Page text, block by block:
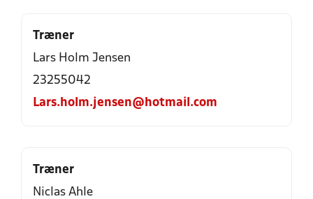
Træner
Lars Holm Jensen
23255042
Lars.holm.jensen@hotmail.com
Træner
Niclas Ahle